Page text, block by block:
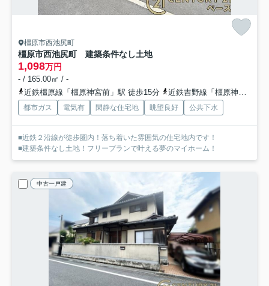
橿原市西池尻町
橿原市西池尻町 建築条件なし土地
1,098万円
- / 165.00㎡ / -
近鉄橿原線「橿原神宮前」駅 徒歩15分
近鉄吉野線「橿原神宮前」駅 徒歩15分
都市ガス 電気有 閑静な住宅地 眺望良好 公共下水
■近鉄２沿線が徒歩圏内！落ち着いた雰囲気の住宅地内です！
■建築条件なし土地！フリープランで叶える夢のマイホーム！
中古一戸建